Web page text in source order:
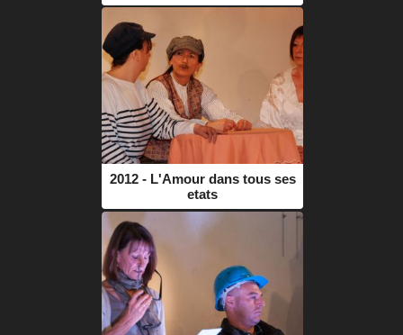
2012 - L'Amour dans tous ses
etats